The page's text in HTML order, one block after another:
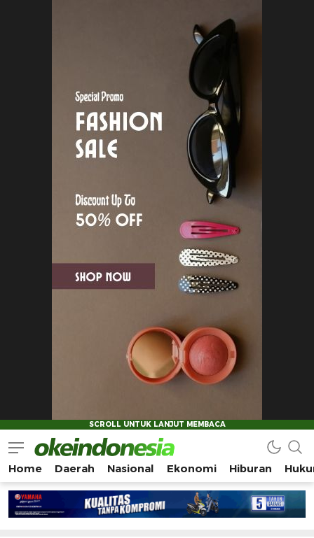
Okeindonesia.Online
Mengonlinekan Indonesia Secara Utuh
Home Daerah Nasional Ekonomi Hiburan